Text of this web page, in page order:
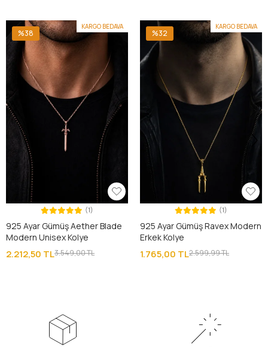
KARGO BEDAVA
%38
(1)
925 Ayar Gümüş Aether Blade
Modern Unisex Kolye
2.212,50 TL3.549,00 TL
KARGO BEDAVA
%32
(1)
925 Ayar Gümüş Ravex Modern
Erkek Kolye
1.765,00 TL2.599,99 TL